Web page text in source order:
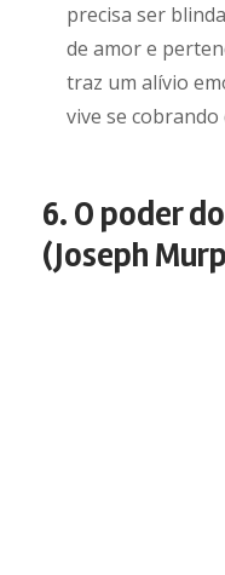
precisa ser
de amor e
traz um alívio
vive se
6. O poder
(Joseph